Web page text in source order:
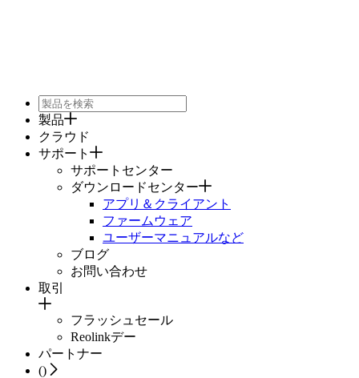
製品
クラウド
サポート
サポートセンター
ダウンロードセンター
アプリ＆クライアント
ファームウェア
ユーザーマニュアルなど
ブログ
お問い合わせ
取引
フラッシュセール
Reolinkデー
パートナー
()